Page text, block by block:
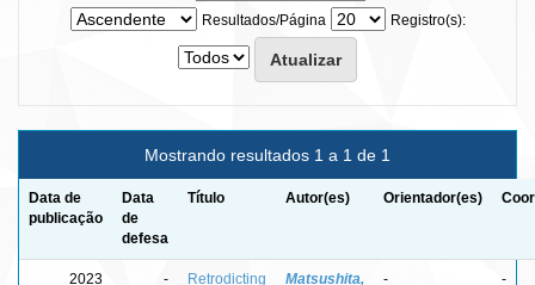
Resultados/Página
Registro(s):
Mostrando resultados 1 a 1 de 1
Data de
publicação
Data
de
defesa
Título Autor(es) Orientador(es)
2023 -
Retrodicting
Matsushita,
- -